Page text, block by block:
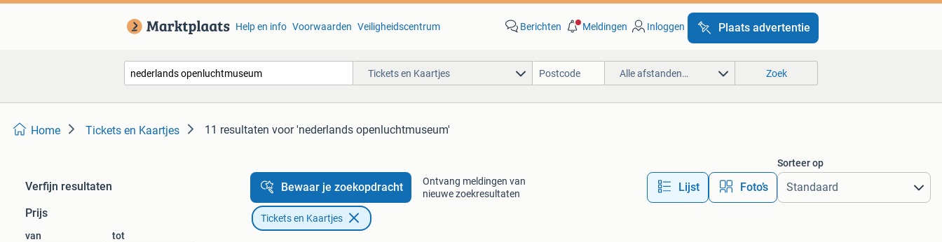
Help en info Voorwaarden Veiligheidscentrum Berichten Meldingen Inloggen Plaats advertentie
Tickets en Kaartjes Alle afstanden… Zoek
Home Tickets en Kaartjes 11 resultaten voor 'nederlands openluchtmuseum'
Verfijn resultaten
Prijs
van tot
Bewaar je zoekopdracht
Ontvang meldingen van
nieuwe zoekresultaten
Lijst Foto’s
Sorteer op
Tickets en Kaartjes